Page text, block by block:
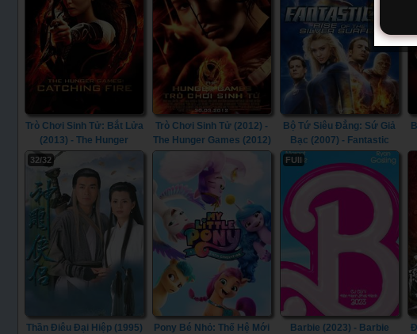
Trò Chơi Sinh Tử: Bắt Lửa
(2013) - The Hunger
Games: Catching Fire
(2013)
Trò Chơi Sinh Tử (2012) -
The Hunger Games (2012)
Bộ Tứ Siêu Đẳng: Sứ Giả
Bạc (2007) - Fantastic
Four: Rise of the Silver
Surfer (2007)
32/32
Thần Điêu Đại Hiệp (1995)
Pony Bé Nhỏ: Thế Hệ Mới
FUll
Barbie (2023) - Barbie